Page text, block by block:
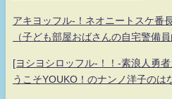
アキヨッフル-！ネオニートスケ番
（子ども部屋おばさんの自宅警備員
[ヨシヨシロッフル-！！-素浪人勇
うこそYOUKO！のナンノ洋子のは